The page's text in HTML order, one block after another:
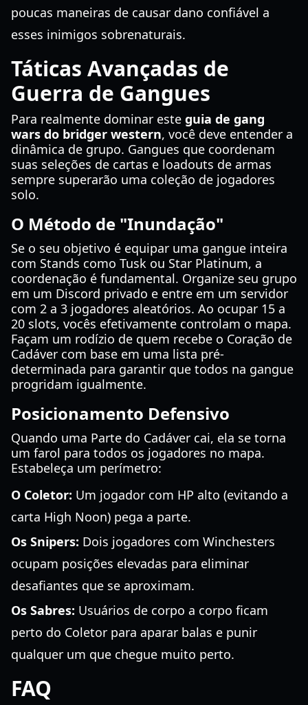
poucas maneiras de causar dano confiável a
esses inimigos sobrenaturais.
Táticas Avançadas de
Guerra de Gangues
Para realmente dominar este guia de gang
wars do bridger western, você deve entender a
dinâmica de grupo. Gangues que coordenam
suas seleções de cartas e loadouts de armas
sempre superarão uma coleção de jogadores
solo.
O Método de "Inundação"
Se o seu objetivo é equipar uma gangue inteira
com Stands como Tusk ou Star Platinum, a
coordenação é fundamental. Organize seu grupo
em um Discord privado e entre em um servidor
com 2 a 3 jogadores aleatórios. Ao ocupar 15 a
20 slots, vocês efetivamente controlam o mapa.
Façam um rodízio de quem recebe o Coração de
Cadáver com base em uma lista pré-
determinada para garantir que todos na gangue
progridam igualmente.
Posicionamento Defensivo
Quando uma Parte do Cadáver cai, ela se torna
um farol para todos os jogadores no mapa.
Estabeleça um perímetro:
O Coletor: Um jogador com HP alto (evitando a
carta High Noon) pega a parte.
Os Snipers: Dois jogadores com Winchesters
ocupam posições elevadas para eliminar
desafiantes que se aproximam.
Os Sabres: Usuários de corpo a corpo ficam
perto do Coletor para aparar balas e punir
qualquer um que chegue muito perto.
FAQ